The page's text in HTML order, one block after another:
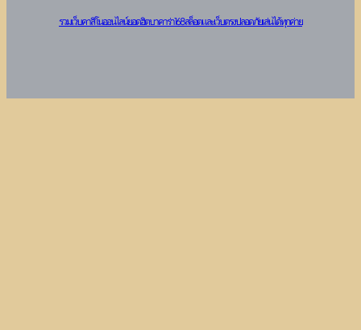
รวมเว็บคาสิโนออนไลน์ยอดฮิต บาคาร่า 168 สล็อต และเว็บตรงปลอดภัย เล่นได้ทุกค่าย